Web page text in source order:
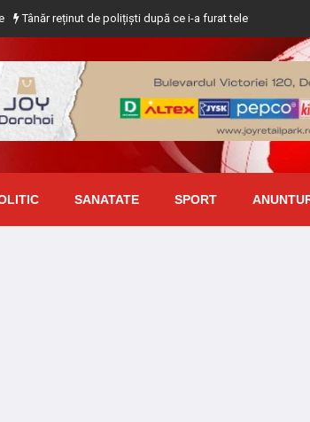
de polițiști după ce i-a furat telefonul unei femei
SANATATE SPORT